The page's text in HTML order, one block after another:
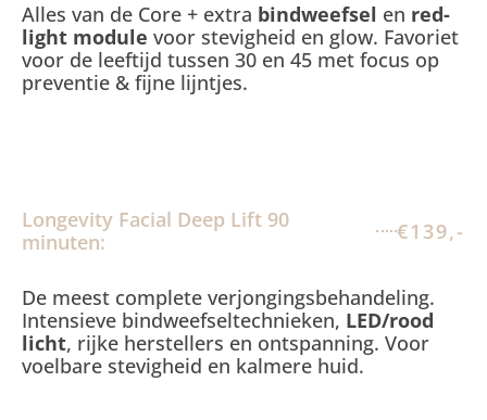
Alles van de Core + extra bindweefsel en red-
light module voor stevigheid en glow. Favoriet
voor de leeftijd tussen 30 en 45 met focus op
preventie & fijne lijntjes.
Longevity Facial Deep Lift 90
minuten:
€139,-
De meest complete verjongingsbehandeling.
Intensieve bindweefseltechnieken, LED/rood
licht, rijke herstellers en ontspanning. Voor
voelbare stevigheid en kalmere huid.